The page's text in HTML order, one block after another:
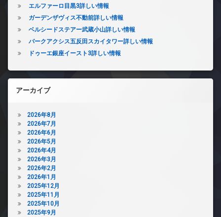
エルファーロ目黒3詳しい情報
ガーデンザヴィス不動前詳しい情報
ベルシードステアー武蔵小山詳しい情報
パークアクシス五反田スカイタワー詳しい情報
ドゥーエ銀座イースト3詳しい情報
アーカイブ
2026年8月
2026年7月
2026年6月
2026年5月
2026年4月
2026年3月
2026年2月
2026年1月
2025年12月
2025年11月
2025年10月
2025年9月